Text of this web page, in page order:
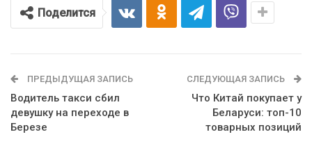
Поделится
ПРЕДЫДУЩАЯ ЗАПИСЬ
Водитель такси сбил
девушку на переходе в
Березе
СЛЕДУЮЩАЯ ЗАПИСЬ
Что Китай покупает у
Беларуси: топ-10
товарных позиций